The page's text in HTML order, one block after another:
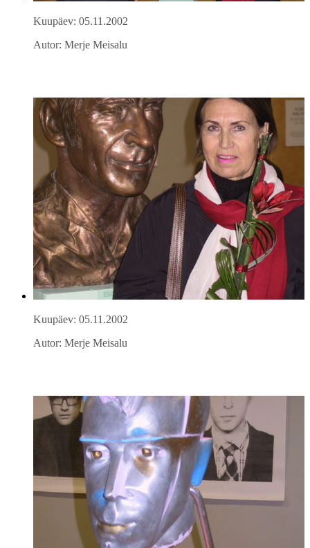
Kuupäev: 05.11.2002
Autor: Merje Meisalu
Kuupäev: 05.11.2002
Autor: Merje Meisalu